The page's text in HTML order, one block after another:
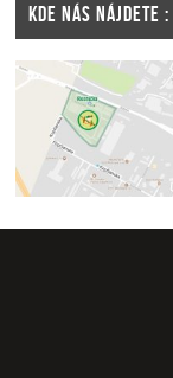
KDE NÁS NÁJDETE :